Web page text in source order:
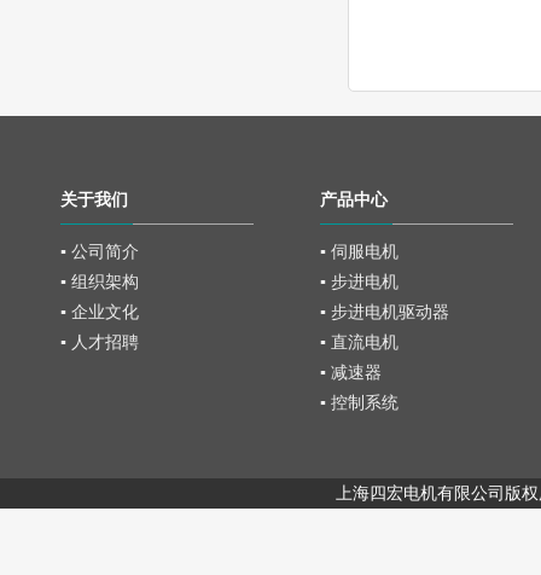
关于我们
▪ 公司简介
▪ 组织架构
▪ 企业文化
▪ 人才招聘
产品中心
▪ 伺服电机
▪ 步进电机
▪ 步进电机驱动器
▪ 直流电机
▪ 减速器
▪ 控制系统
上海四宏电机有限公司版